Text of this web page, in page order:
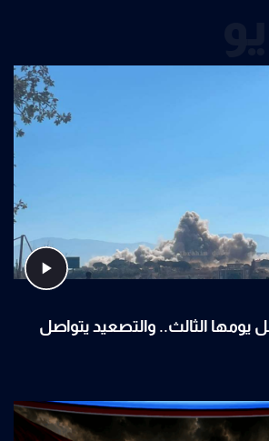
يومها الثالث.. والتصعيد يتواصل